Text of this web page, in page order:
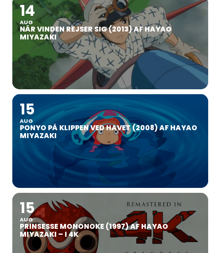
14
AUG
NÅR VINDEN REJSER SIG (2013) AF HAYAO
MIYAZAKI
15
AUG
PONYO PÅ KLIPPEN VED HAVET (2008) AF HAYAO
MIYAZAKI
15
AUG
PRINSESSE MONONOKE (1997) AF HAYAO
MIYAZAKI – I 4K